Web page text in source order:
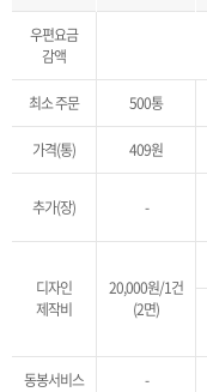
우편요금
감액
최소 주문 500통
가격(통) 409원
추가(장) -
디자인
제작비
20,000원/1건
(2면)
동봉서비스 -